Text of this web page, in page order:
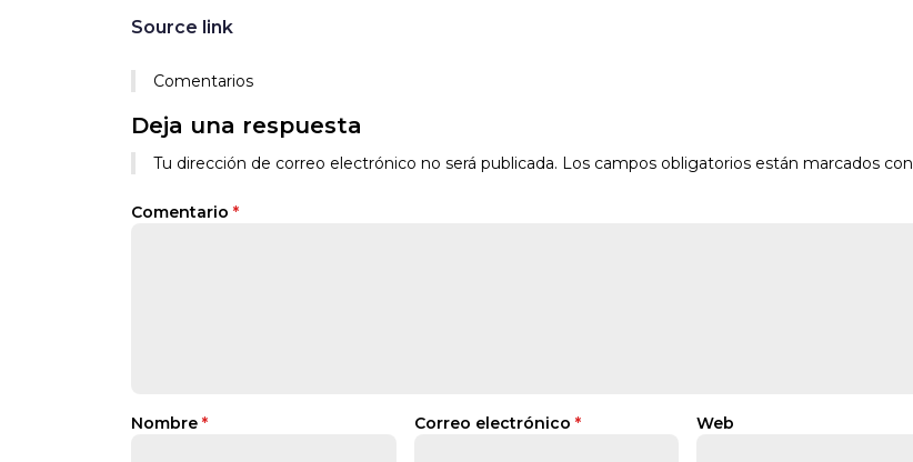
Source link
Comentarios
Deja una respuesta
Tu dirección de correo electrónico no será publicada. Los campos obligatorios están marcados con
Comentario *
Nombre * Correo electrónico * Web
Alternative: